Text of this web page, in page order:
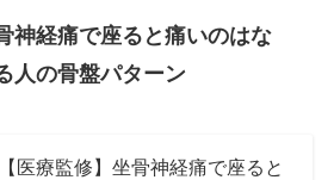
神経痛で座ると痛いのはな
人の骨盤パターン
【医療監修】坐骨神経痛で座ると